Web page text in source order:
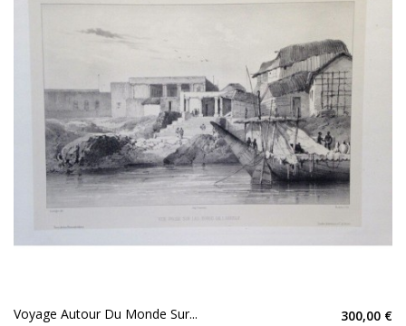
Voyage Autour Du Monde Sur... 300,00 €